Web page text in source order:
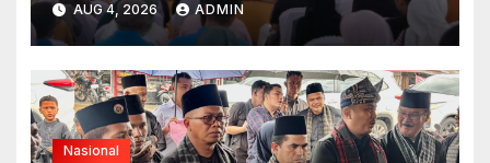
Pembinaan Atlet
AUG 4, 2026 ADMIN
Nasional